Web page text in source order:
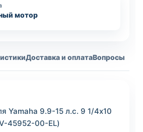
мотор
Доставка и оплатаВопросы
Yamaha 9.9-15 л.с. 9 1/4х10
45952-00-EL)